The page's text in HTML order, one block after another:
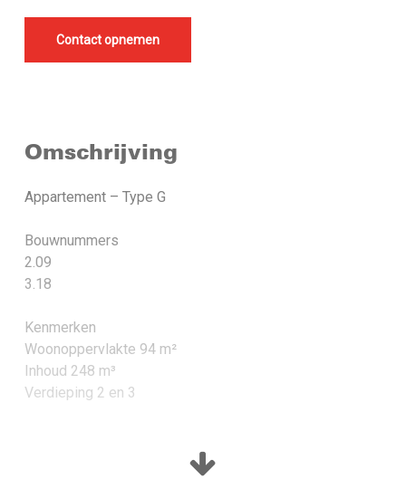
Contact opnemen
Omschrijving
Appartement – Type G
Bouwnummers
2.09
3.18
Kenmerken
Woonoppervlakte 94 m²
Inhoud 248 m³
Verdieping 2 en 3